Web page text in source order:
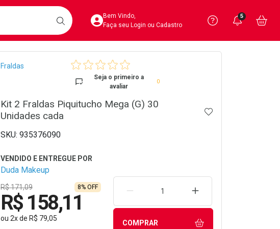
BUSCARAcesse sua Conta
Bem Vindo,
Faça seu Login ou Cadastro
Precisa
Ver Recursos
Você
5
Breadcrumb
Fraldas
Seja o primeiro a
avaliar
0
Kit 2 Fraldas Piquitucho Mega (G) 30
Unidades cada
ADICIONAR AOS
935376090
Duda Makeup
R$ 171,09 8% OFF
R$ 158,11
ou 2xde R$ 79,05
REMOVER UMA UNIDADEAUMENTAR UMA
COMPRAR